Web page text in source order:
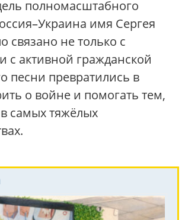
полномасштабного
имя Сергея
связано не только с
с активной гражданской
песни превратились в
о войне и помогать тем,
в самых тяжёлых